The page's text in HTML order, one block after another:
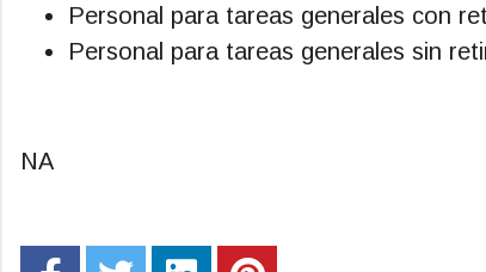
Personal para tareas generales con
Personal para tareas generales sin
NA